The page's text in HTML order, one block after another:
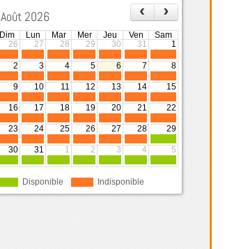
Août 2026 ‹ ›
Dim Lun Mar Mer Jeu Ven
Sam
26
27 28 29 30 31 1
2 3 4 5 6 7 8
9 10 11 12 13 14 15
16 17 18 19 20 21 22
23 24 25 26 27 28 29
30 31 1 2 3 4 5
Disponible Indisponible